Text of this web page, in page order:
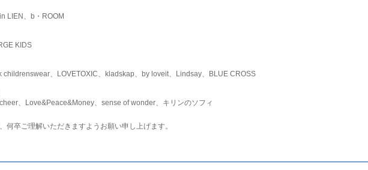
LIEN、b・ROOM
KIDS
childrenswear、LOVETOXIC、kladskap、by loveit、Lindsay、BLUE CROSS
、Love&Peace&Money、sense of wonder、キリンのソフィ
何卒ご理解いただきますようお願い申し上げます。